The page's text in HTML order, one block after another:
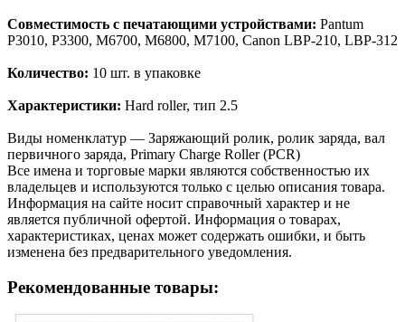
Совместимость с печатающими устройствами: Pantum
P3010, P3300, M6700, M6800, M7100, Canon LBP-210, LBP-312
Количество: 10 шт. в упаковке
Характеристики: Hard roller, тип 2.5
Виды номенклатур — Заряжающий ролик, ролик заряда, вал
первичного заряда, Primary Charge Roller (PCR)
Все имена и торговые марки являются собственностью их
владельцев и используются только с целью описания товара.
Информация на сайте носит справочный характер и не
является публичной офертой. Информация о товарах,
характеристиках, ценах может содержать ошибки, и быть
изменена без предварительного уведомления.
Рекомендованные товары: